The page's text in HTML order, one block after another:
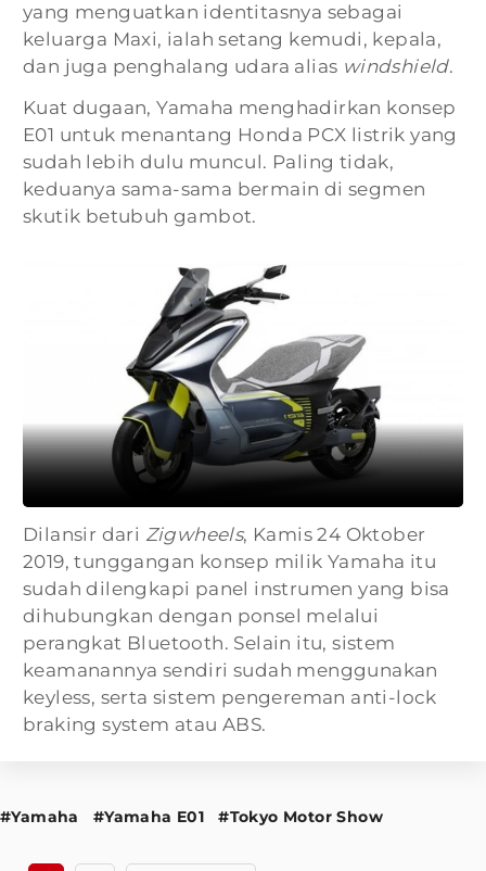
yang menguatkan identitasnya sebagai
keluarga Maxi, ialah setang kemudi, kepala,
dan juga penghalang udara alias windshield.
Kuat dugaan, Yamaha menghadirkan konsep
E01 untuk menantang Honda PCX listrik yang
sudah lebih dulu muncul. Paling tidak,
keduanya sama-sama bermain di segmen
skutik betubuh gambot.
Dilansir dari Zigwheels, Kamis 24 Oktober
2019, tunggangan konsep milik Yamaha itu
sudah dilengkapi panel instrumen yang bisa
dihubungkan dengan ponsel melalui
perangkat Bluetooth. Selain itu, sistem
keamanannya sendiri sudah menggunakan
keyless, serta sistem pengereman anti-lock
braking system atau ABS.
#Yamaha #Yamaha E01 #Tokyo Motor Show